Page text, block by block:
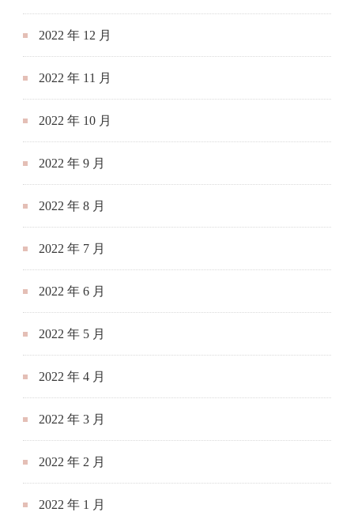
2022 年 12 月
2022 年 11 月
2022 年 10 月
2022 年 9 月
2022 年 8 月
2022 年 7 月
2022 年 6 月
2022 年 5 月
2022 年 4 月
2022 年 3 月
2022 年 2 月
2022 年 1 月